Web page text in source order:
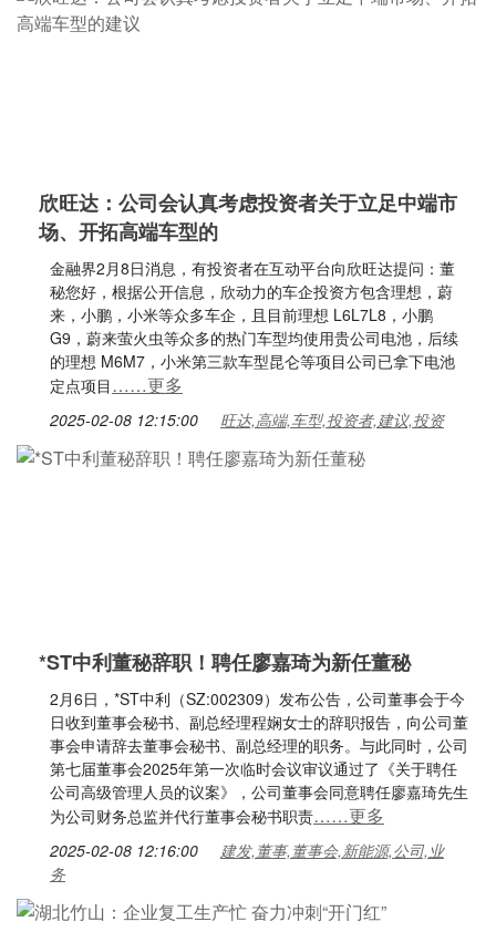
欣旺达：公司会认真考虑投资者关于立足中端市
场、开拓高端车型的
金融界2月8日消息，有投资者在互动平台向欣旺达提问：董
秘您好，根据公开信息，欣动力的车企投资方包含理想，蔚
来，小鹏，小米等众多车企，且目前理想 L6L7L8，小鹏
G9，蔚来萤火虫等众多的热门车型均使用贵公司电池，后续
的理想 M6M7，小米第三款车型昆仑等项目公司已拿下电池
定点项目……更多
2025-02-08 12:15:00 旺达,高端,车型,投资者,建议,投资
*ST中利董秘辞职！聘任廖嘉琦为新任董秘
2月6日，*ST中利（SZ:002309）发布公告，公司董事会于今
日收到董事会秘书、副总经理程娴女士的辞职报告，向公司董
事会申请辞去董事会秘书、副总经理的职务。与此同时，公司
第七届董事会2025年第一次临时会议审议通过了《关于聘任
公司高级管理人员的议案》，公司董事会同意聘任廖嘉琦先生
为公司财务总监并代行董事会秘书职责……更多
2025-02-08 12:16:00
建发,董事,董事会,新能源,公司,业
务